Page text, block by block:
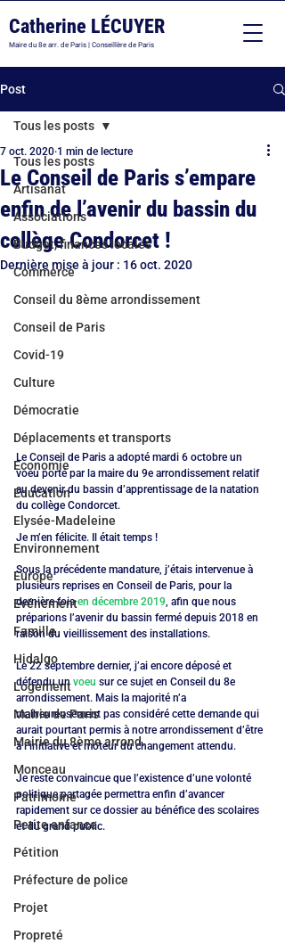
Catherine LÉCUYER
Maire du 8e arr. de Paris | Conseillère de Paris
Post
Tous les posts
Artisanat
Associations
Budget, finances locales
Commerce
Conseil du 8ème arrondissement
Conseil de Paris
Covid-19
Culture
Démocratie
Déplacements et transports
Economie
Education
Elysée-Madeleine
Environnement
Europe
Evénement
Famille
Hidalgo
Logement
Mairie de Paris
Mairie du 8ème arrond.
Monceau
Patrimoine
Petite enfance
Pétition
Préfecture de police
Projet
Propreté
Tous les posts
Le Conseil de Paris s’empare
enfin de l’avenir du bassin du
collège Condorcet !
7 oct. 2020 1 min de lecture
Dernière mise à jour : 16 oct. 2020
Le Conseil de Paris a adopté mardi 6 octobre un
voeu porté par la maire du 9e arrondissement relatif
au devenir du bassin d’apprentissage de la natation
du collège Condorcet.
Je m’en félicite. Il était temps !
Sous la précédente mandature, j’étais intervenue à
plusieurs reprises en Conseil de Paris, pour la
dernière fois en décembre 2019 , afin que nous
préparions l’avenir du bassin fermé depuis 2018 en
raison du vieillissement des installations.
Le 22 septembre dernier, j’ai encore déposé et
défendu un voeu sur ce sujet en Conseil du 8e
arrondissement. Mais la majorité n’a
malheureusement pas considéré cette demande qui
aurait pourtant permis à notre arrondissement d’être
à l’initiative et moteur du changement attendu.
Je reste convaincue que l’existence d’une volonté
politique partagée permettra enfin d’avancer
rapidement sur ce dossier au bénéfice des scolaires
et du grand public.